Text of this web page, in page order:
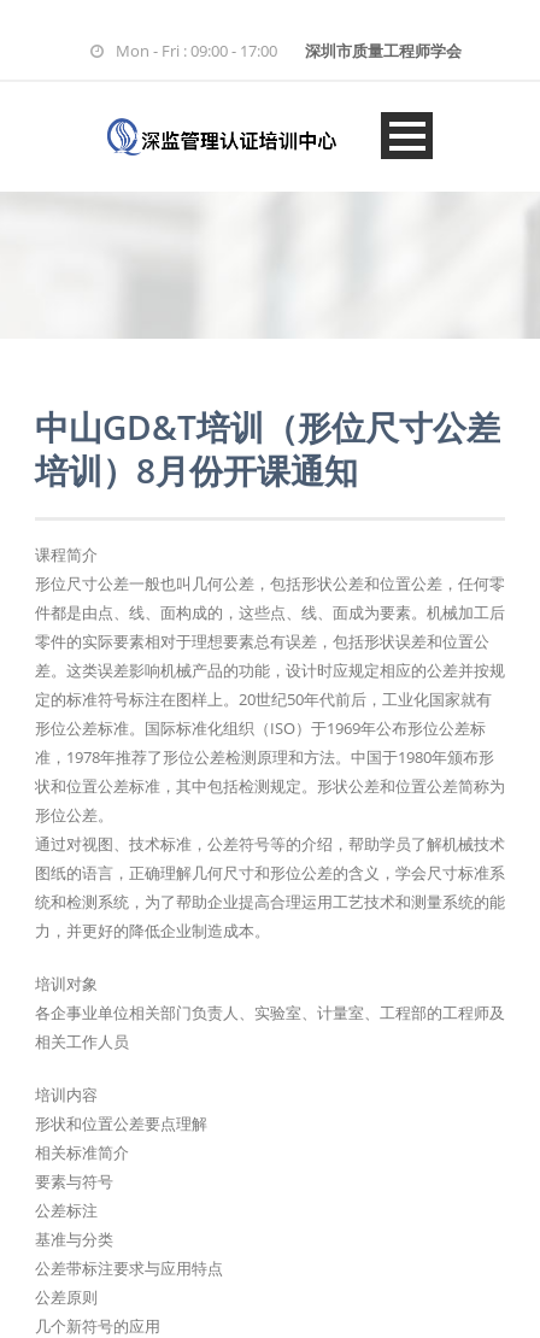
Mon - Fri : 09:00 - 17:00 深圳市质量工程师学会
中山GD&T培训（形位尺寸公差
培训）8月份开课通知
课程简介
形位尺寸公差一般也叫几何公差，包括形状公差和位置公差，任何零
件都是由点、线、面构成的，这些点、线、面成为要素。机械加工后
零件的实际要素相对于理想要素总有误差，包括形状误差和位置公
差。这类误差影响机械产品的功能，设计时应规定相应的公差并按规
定的标准符号标注在图样上。20世纪50年代前后，工业化国家就有
形位公差标准。国际标准化组织（ISO）于1969年公布形位公差标
准，1978年推荐了形位公差检测原理和方法。中国于1980年颁布形
状和位置公差标准，其中包括检测规定。形状公差和位置公差简称为
形位公差。
通过对视图、技术标准，公差符号等的介绍，帮助学员了解机械技术
图纸的语言，正确理解几何尺寸和形位公差的含义，学会尺寸标准系
统和检测系统，为了帮助企业提高合理运用工艺技术和测量系统的能
力，并更好的降低企业制造成本。
培训对象
各企事业单位相关部门负责人、实验室、计量室、工程部的工程师及
相关工作人员
培训内容
形状和位置公差要点理解
相关标准简介
要素与符号
公差标注
基准与分类
公差带标注要求与应用特点
公差原则
几个新符号的应用